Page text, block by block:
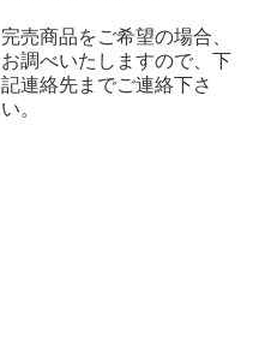
完売商品をご希望の場合、
お調べいたしますので、下
記連絡先までご連絡下さ
い。